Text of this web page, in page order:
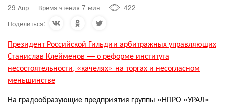
29 Апр Время чтения 7 мин
422
Поделиться:
Президент Российской Гильдии арбитражных управляющих
Станислав Клейменов — о реформе института
несостоятельности, «качелях» на торгах и несогласном
меньшинстве
На градообразующие предприятия группы «НПРО «УРАЛ»